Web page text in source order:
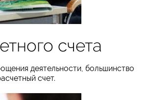
счета
деятельности, большинство
счет.